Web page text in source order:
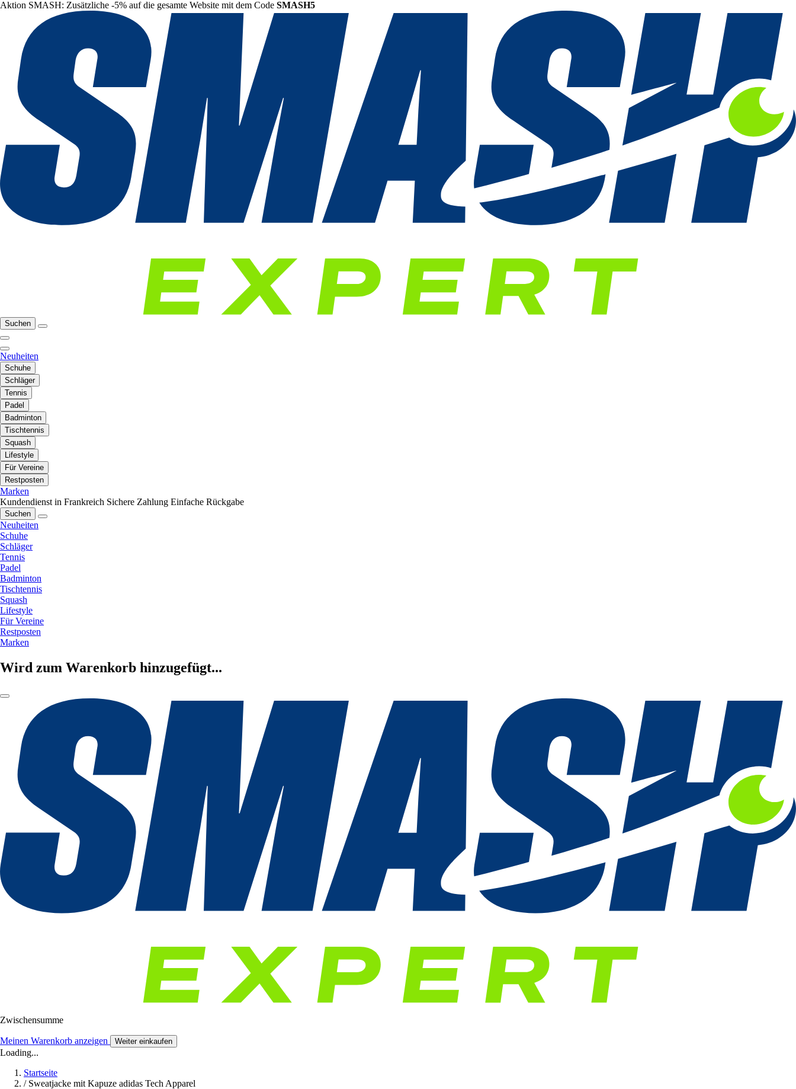
Aktion SMASH: Zusätzliche -5% auf die gesamte Website mit dem Code SMASH5
Suchen
Neuheiten
Schuhe
Schläger
Tennis
Padel
Badminton
Tischtennis
Squash
Lifestyle
Für Vereine
Restposten
Marken
Kundendienst in Frankreich Sichere Zahlung Einfache Rückgabe
Suchen
Neuheiten
Schuhe
Schläger
Tennis
Padel
Badminton
Tischtennis
Squash
Lifestyle
Für Vereine
Restposten
Marken
Wird zum Warenkorb hinzugefügt...
Zwischensumme
Meinen Warenkorb anzeigen Weiter einkaufen
Loading...
Startseite
/ Sweatjacke mit Kapuze adidas Tech Apparel